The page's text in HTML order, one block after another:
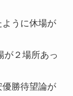
うに休場が
が２場所あっ
勝待望論が